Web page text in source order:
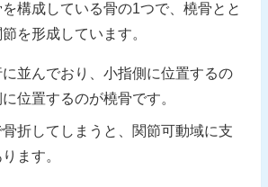
構成している骨の1つで、橈骨とと
を形成しています。
並んでおり、小指側に位置するの
位置するのが橈骨です。
折してしまうと、関節可動域に支
ます。